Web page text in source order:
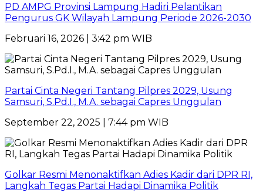
PD AMPG Provinsi Lampung Hadiri Pelantikan
Pengurus GK Wilayah Lampung Periode 2026-2030
Februari 16, 2026 | 3:42 pm WIB
Partai Cinta Negeri Tantang Pilpres 2029, Usung
Samsuri, S.Pd.I., M.A. sebagai Capres Unggulan
September 22, 2025 | 7:44 pm WIB
Golkar Resmi Menonaktifkan Adies Kadir dari DPR RI,
Langkah Tegas Partai Hadapi Dinamika Politik